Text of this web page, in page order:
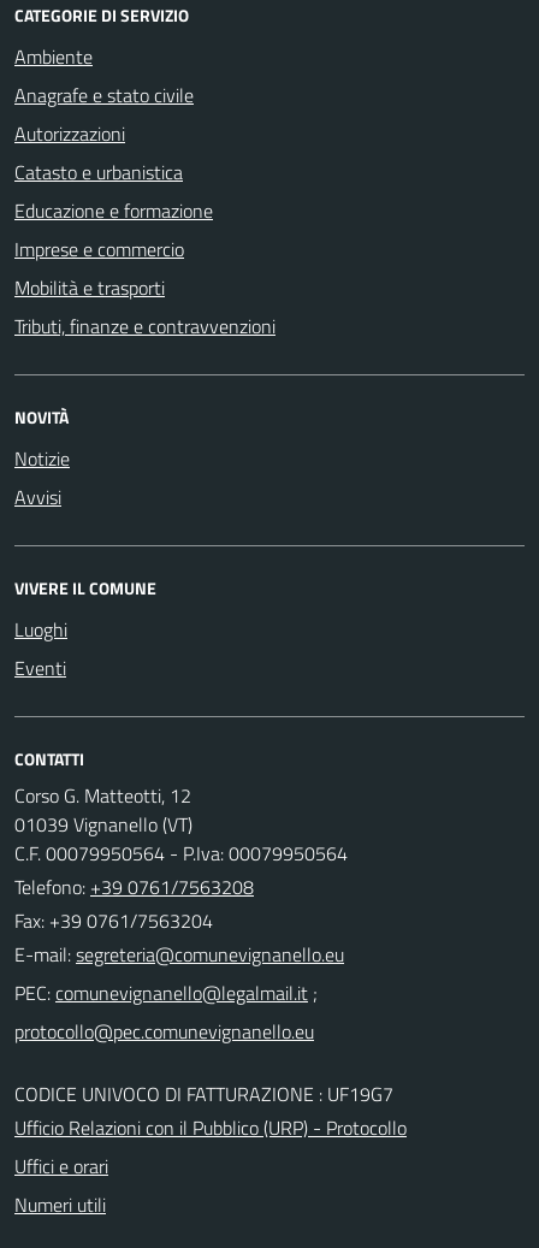
CATEGORIE DI SERVIZIO
Ambiente
Anagrafe e stato civile
Autorizzazioni
Catasto e urbanistica
Educazione e formazione
Imprese e commercio
Mobilità e trasporti
Tributi, finanze e contravvenzioni
NOVITÀ
Notizie
Avvisi
VIVERE IL COMUNE
Luoghi
Eventi
CONTATTI
Corso G. Matteotti, 12
01039 Vignanello (VT)
C.F. 00079950564 - P.Iva: 00079950564
Telefono: +39 0761/7563208
Fax: +39 0761/7563204
E-mail:
PEC:
;
CODICE UNIVOCO DI FATTURAZIONE : UF19G7
Ufficio Relazioni con il Pubblico (URP) - Protocollo
Uffici e orari
Numeri utili